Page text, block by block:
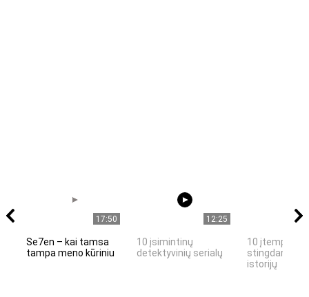
17:50
Se7en – kai tamsa
tampa meno kūriniu
12:25
10 įsimintinų
detektyvinių serialų
10 įtemptų,
stingdančių
istorijų